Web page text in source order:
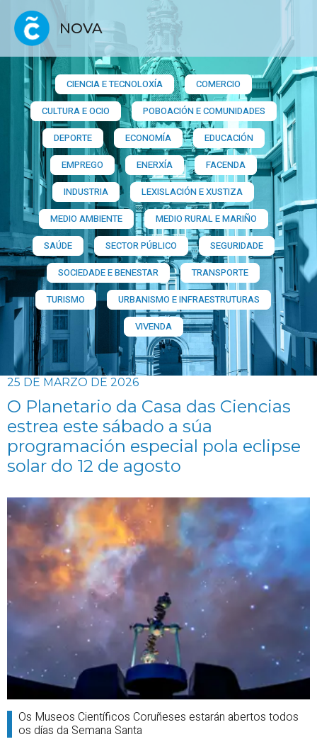
NOVA
CIENCIA E TECNOLOXÍA
COMERCIO
CULTURA E OCIO
POBOACIÓN E COMUNIDADES
DEPORTE
ECONOMÍA
EDUCACIÓN
EMPREGO
ENERXÍA
FACENDA
INDUSTRIA
LEXISLACIÓN E XUSTIZA
MEDIO AMBIENTE
MEDIO RURAL E MARIÑO
SAÚDE
SECTOR PÚBLICO
SEGURIDADE
SOCIEDADE E BENESTAR
TRANSPORTE
TURISMO
URBANISMO E INFRAESTRUTURAS
VIVENDA
25 DE MARZO DE 2026
O Planetario da Casa das Ciencias
estrea este sábado a súa
programación especial pola eclipse
solar do 12 de agosto
Os Museos Científicos Coruñeses estarán abertos todos
os días da Semana Santa